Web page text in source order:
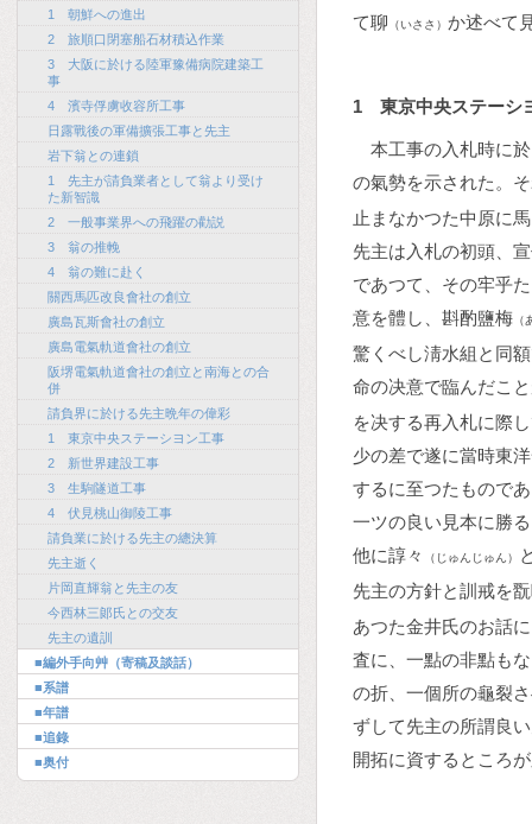
1 朝鮮への進出
2 旅順口閉塞船石材積込作業
3 大阪に於ける陸軍豫備病院建築工
事
4 濱寺俘虜收容所工事
日露戰後の軍備擴張工事と先主
岩下翁との連鎖
1 先主が請負業者として翁より受け
た新智識
2 一般事業界への飛躍の勸説
3 翁の推輓
4 翁の難に赴く
關西馬匹改良會社の創立
廣島瓦斯會社の創立
廣島電氣軌道會社の創立
阪堺電氣軌道會社の創立と南海との合
併
請負界に於ける先主晩年の偉彩
1 東京中央ステーシヨン工事
2 新世界建設工事
3 生駒隧道工事
4 伏見桃山御陵工事
請負業に於ける先主の總決算
先主逝く
片岡直輝翁と先主の友
今西林三郞氏との交友
先主の遺訓
■編外手向艸（寄稿及談話）
■系譜
■年譜
■追錄
■奥付
て聊 （いささ） か述べて
1 東京中央ステーシ
本工事の入札時に
の氣勢を示された。
止まなかつた中原に
先主は入札の初頭、
であつて、その牢乎
意を體し、斟酌鹽梅
驚くべし淸水組と同
命の决意で臨んだこ
を决する再入札に際
少の差で遂に當時東
するに至つたもので
一ツの良い見本に勝
他に諄々
（じゅんじゅん）
先主の方針と訓戒を
あつた金井氏のお話
査に、一點の非點も
の折、一個所の龜裂
ずして先主の所謂良
開拓に資するところ